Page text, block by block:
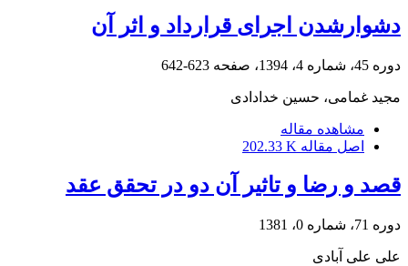
دشوارشدن اجرای قرارداد و اثر آن
دوره 45، شماره 4، 1394، صفحه 623-642
مجید غمامی، حسین خدادادی
مشاهده مقاله
اصل مقاله 202.33 K
قصد و رضا و تاثیر آن دو در تحقق عقد
دوره 71، شماره 0، 1381
علی علی آبادی